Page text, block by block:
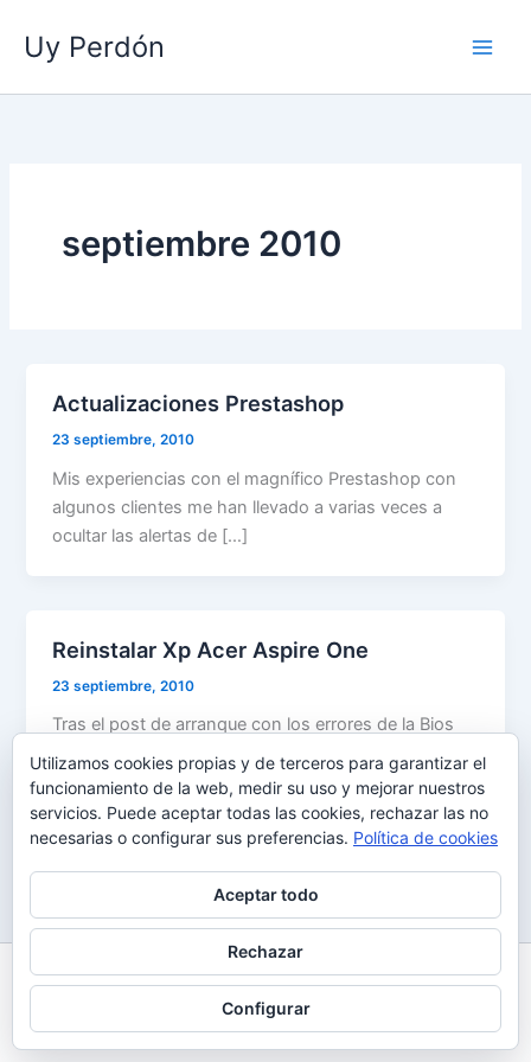
contenido
Uy Perdón
septiembre 2010
Actualizaciones Prestashop
23 septiembre, 2010
Mis experiencias con el magnífico Prestashop con
algunos clientes me han llevado a varias veces a
ocultar las alertas de […]
Reinstalar Xp Acer Aspire One
23 septiembre, 2010
Tras el post de arranque con los errores de la Bios
del Ace Aspire One existe también una manera
sencilla
Todos los derechos © 2026 Uy Perdón
Utilizamos cookies propias y de terceros para garantizar el
funcionamiento de la web, medir su uso y mejorar nuestros
servicios. Puede aceptar todas las cookies, rechazar las no
necesarias o configurar sus preferencias. Política de cookies
Aceptar todo
Rechazar
Configurar